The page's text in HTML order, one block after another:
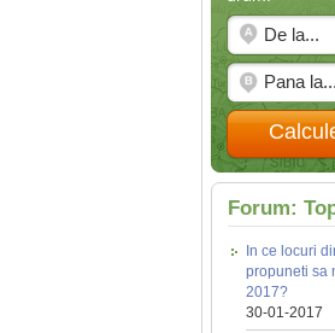
Forum:
In ce locuri
propuneti sa
2017?
30-01-2017